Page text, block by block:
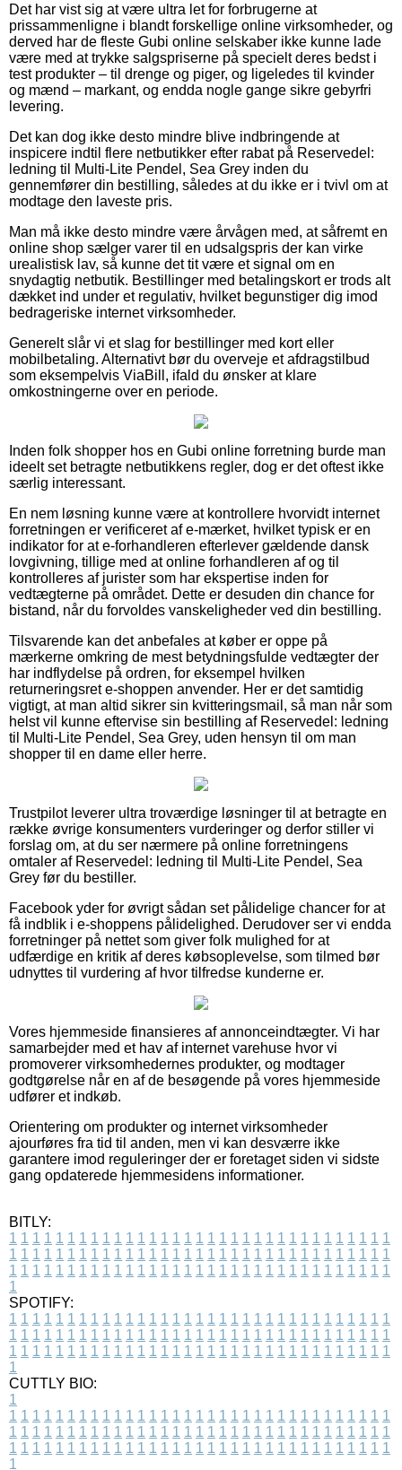
Det har vist sig at være ultra let for forbrugerne at
prissammenligne i blandt forskellige online virksomheder, og
derved har de fleste Gubi online selskaber ikke kunne lade
være med at trykke salgspriserne på specielt deres bedst i
test produkter – til drenge og piger, og ligeledes til kvinder
og mænd – markant, og endda nogle gange sikre gebyrfri
levering.
Det kan dog ikke desto mindre blive indbringende at
inspicere indtil flere netbutikker efter rabat på Reservedel:
ledning til Multi-Lite Pendel, Sea Grey inden du
gennemfører din bestilling, således at du ikke er i tvivl om at
modtage den laveste pris.
Man må ikke desto mindre være årvågen med, at såfremt en
online shop sælger varer til en udsalgspris der kan virke
urealistisk lav, så kunne det tit være et signal om en
snydagtig netbutik. Bestillinger med betalingskort er trods alt
dækket ind under et regulativ, hvilket begunstiger dig imod
bedrageriske internet virksomheder.
Generelt slår vi et slag for bestillinger med kort eller
mobilbetaling. Alternativt bør du overveje et afdragstilbud
som eksempelvis ViaBill, ifald du ønsker at klare
omkostningerne over en periode.
Inden folk shopper hos en Gubi online forretning burde man
ideelt set betragte netbutikkens regler, dog er det oftest ikke
særlig interessant.
En nem løsning kunne være at kontrollere hvorvidt internet
forretningen er verificeret af e-mærket, hvilket typisk er en
indikator for at e-forhandleren efterlever gældende dansk
lovgivning, tillige med at online forhandleren af og til
kontrolleres af jurister som har ekspertise inden for
vedtægterne på området. Dette er desuden din chance for
bistand, når du forvoldes vanskeligheder ved din bestilling.
Tilsvarende kan det anbefales at køber er oppe på
mærkerne omkring de mest betydningsfulde vedtægter der
har indflydelse på ordren, for eksempel hvilken
returneringsret e-shoppen anvender. Her er det samtidig
vigtigt, at man altid sikrer sin kvitteringsmail, så man når som
helst vil kunne eftervise sin bestilling af Reservedel: ledning
til Multi-Lite Pendel, Sea Grey, uden hensyn til om man
shopper til en dame eller herre.
Trustpilot leverer ultra troværdige løsninger til at betragte en
række øvrige konsumenters vurderinger og derfor stiller vi
forslag om, at du ser nærmere på online forretningens
omtaler af Reservedel: ledning til Multi-Lite Pendel, Sea
Grey før du bestiller.
Facebook yder for øvrigt sådan set pålidelige chancer for at
få indblik i e-shoppens pålidelighed. Derudover ser vi endda
forretninger på nettet som giver folk mulighed for at
udfærdige en kritik af deres købsoplevelse, som tilmed bør
udnyttes til vurdering af hvor tilfredse kunderne er.
Vores hjemmeside finansieres af annonceindtægter. Vi har
samarbejder med et hav af internet varehuse hvor vi
promoverer virksomhedernes produkter, og modtager
godtgørelse når en af de besøgende på vores hjemmeside
udfører et indkøb.
Orientering om produkter og internet virksomheder
ajourføres fra tid til anden, men vi kan desværre ikke
garantere imod reguleringer der er foretaget siden vi sidste
gang opdaterede hjemmesidens informationer.
BITLY:
1 1 1 1 1 1 1 1 1 1 1 1 1 1 1 1 1 1 1 1 1 1 1 1 1 1 1 1 1 1 1 1 1
1 1 1 1 1 1 1 1 1 1 1 1 1 1 1 1 1 1 1 1 1 1 1 1 1 1 1 1 1 1 1 1 1
1 1 1 1 1 1 1 1 1 1 1 1 1 1 1 1 1 1 1 1 1 1 1 1 1 1 1 1 1 1 1 1 1
1
SPOTIFY:
1 1 1 1 1 1 1 1 1 1 1 1 1 1 1 1 1 1 1 1 1 1 1 1 1 1 1 1 1 1 1 1 1
1 1 1 1 1 1 1 1 1 1 1 1 1 1 1 1 1 1 1 1 1 1 1 1 1 1 1 1 1 1 1 1 1
1 1 1 1 1 1 1 1 1 1 1 1 1 1 1 1 1 1 1 1 1 1 1 1 1 1 1 1 1 1 1 1 1
1
CUTTLY BIO:
1
1 1 1 1 1 1 1 1 1 1 1 1 1 1 1 1 1 1 1 1 1 1 1 1 1 1 1 1 1 1 1 1 1
1 1 1 1 1 1 1 1 1 1 1 1 1 1 1 1 1 1 1 1 1 1 1 1 1 1 1 1 1 1 1 1 1
1 1 1 1 1 1 1 1 1 1 1 1 1 1 1 1 1 1 1 1 1 1 1 1 1 1 1 1 1 1 1 1 1
1